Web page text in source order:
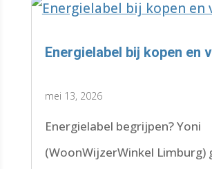
Energielabel bij kopen en
mei 13, 2026
Energielabel begrijpen? Yoni
(WoonWijzerWinkel Limburg)